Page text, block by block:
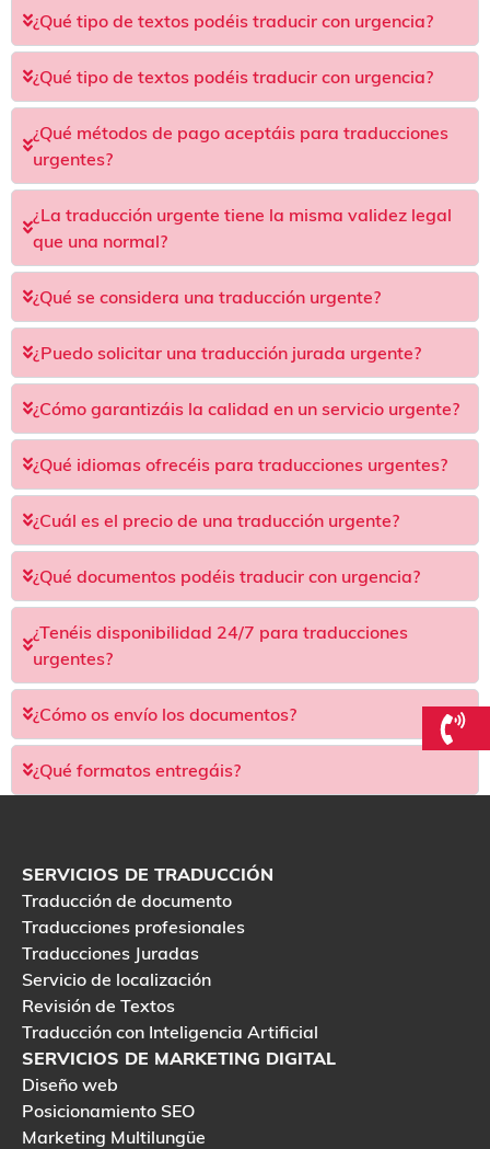
¿Qué tipo de textos podéis traducir con urgencia?
¿Qué tipo de textos podéis traducir con urgencia?
¿Qué métodos de pago aceptáis para traducciones
urgentes?
¿La traducción urgente tiene la misma validez legal
que una normal?
¿Qué se considera una traducción urgente?
¿Puedo solicitar una traducción jurada urgente?
¿Cómo garantizáis la calidad en un servicio urgente?
¿Qué idiomas ofrecéis para traducciones urgentes?
¿Cuál es el precio de una traducción urgente?
¿Qué documentos podéis traducir con urgencia?
¿Tenéis disponibilidad 24/7 para traducciones
urgentes?
¿Cómo os envío los documentos?
¿Qué formatos entregáis?
SERVICIOS DE TRADUCCIÓN
Traducción de documento
Traducciones profesionales
Traducciones Juradas
Servicio de localización
Revisión de Textos
Traducción con Inteligencia Artificial
SERVICIOS DE MARKETING DIGITAL
Diseño web
Posicionamiento SEO
Marketing Multilungüe